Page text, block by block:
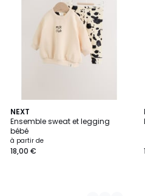
NEXT
Ensemble sweat et legging
bébé
à partir de
18,00 €
2
Couleurs